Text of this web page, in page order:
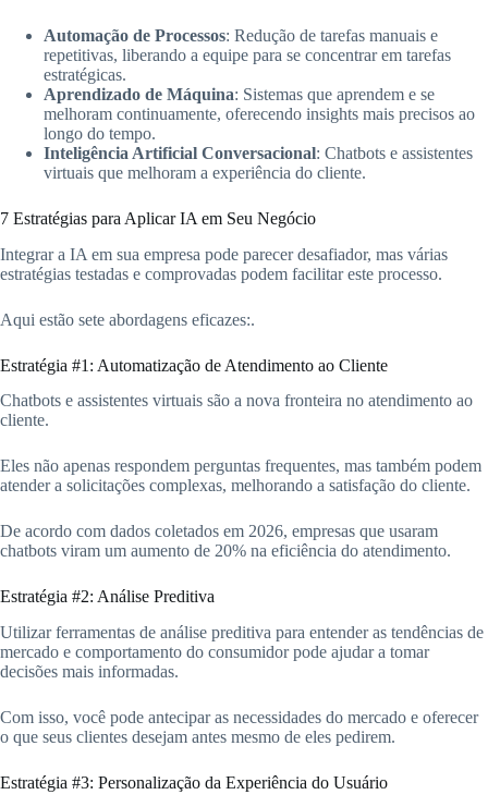
Automação de Processos: Redução de tarefas manuais e
repetitivas, liberando a equipe para se concentrar em tarefas
estratégicas.
Aprendizado de Máquina: Sistemas que aprendem e se
melhoram continuamente, oferecendo insights mais precisos ao
longo do tempo.
Inteligência Artificial Conversacional: Chatbots e assistentes
virtuais que melhoram a experiência do cliente.
7 Estratégias para Aplicar IA em Seu Negócio
Integrar a IA em sua empresa pode parecer desafiador, mas várias
estratégias testadas e comprovadas podem facilitar este processo.
Aqui estão sete abordagens eficazes:.
Estratégia #1: Automatização de Atendimento ao Cliente
Chatbots e assistentes virtuais são a nova fronteira no atendimento ao
cliente.
Eles não apenas respondem perguntas frequentes, mas também podem
atender a solicitações complexas, melhorando a satisfação do cliente.
De acordo com dados coletados em 2026, empresas que usaram
chatbots viram um aumento de 20% na eficiência do atendimento.
Estratégia #2: Análise Preditiva
Utilizar ferramentas de análise preditiva para entender as tendências de
mercado e comportamento do consumidor pode ajudar a tomar
decisões mais informadas.
Com isso, você pode antecipar as necessidades do mercado e oferecer
o que seus clientes desejam antes mesmo de eles pedirem.
Estratégia #3: Personalização da Experiência do Usuário